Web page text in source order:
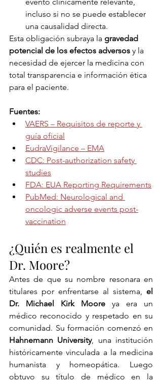
incluso si no se puede establecer
una causalidad directa.
Esta obligación subraya la gravedad
potencial de los efectos adversos y la
necesidad de ejercer la medicina con
total transparencia e información ética
para el paciente.
Fuentes:
VAERS – Requisitos de reporte y
guía oficial
EudraVigilance – EMA
CDC: Post-authorization safety
studies
FDA: EUA Reporting Requirements
PubMed: Neurological and
oncologic adverse events post-
vaccination
¿Quién es realmente el
Dr. Moore?
Antes de que su nombre resonara en
titulares por enfrentarse al sistema, el
Dr. Michael Kirk Moore ya era un
médico reconocido y respetado en su
Hahnemann University, una institución
históricamente vinculada a la medicina
humanista y homeopática. Luego